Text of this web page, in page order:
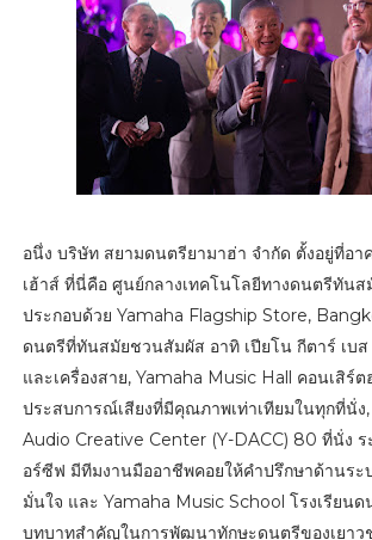
อนึ่ง บริษัท สยามดนตรียามาฮ่า จำกัด ตั้งอยู่ที่อ
เฮ้าส์ ที่นี่คือ ศูนย์กลางเทคโนโลยีทางดนตรีทัน
ประกอบด้วย Yamaha Flagship Store,
ดนตรีที่ทันสมัยชวนสัมผัส อาทิ เปียโน กีตาร์ เบส
และเครื่องสาย, Yamaha Music Hall คอนเสิร์
ประสบการณ์เสียงที่มีคุณภาพเท่าเทียมในทุกที่นั่ง
Audio Creative Center (Y-DACC) 80 ที่นั่ง ร
อร์ซีฟ มีทีมงานมืออาชีพคอยให้คำปรึกษาด้านระ
มั่นใจ และ Yamaha Music School โรงเรียน
บทบาทสำคัญในการพัฒนาทักษะดนตรีของเยาว